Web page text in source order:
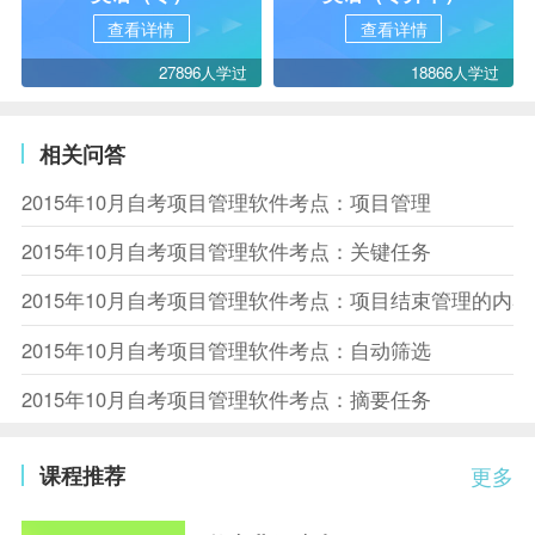
查看详情
27896人学过
查看详情
18866人学过
相关问答
2015年10月自考项目管理软件考点：项目管理
2015年10月自考项目管理软件考点：关键任务
2015年10月自考项目管理软件考点：项目结束管理的内容
2015年10月自考项目管理软件考点：自动筛选
2015年10月自考项目管理软件考点：摘要任务
更多
课程推荐